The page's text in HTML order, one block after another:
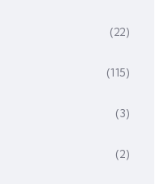
(22)
(115)
(3)
(2)